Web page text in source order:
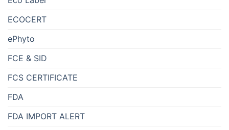
ECOCERT
ePhyto
FCE & SID
FCS CERTIFICATE
FDA
FDA IMPORT ALERT